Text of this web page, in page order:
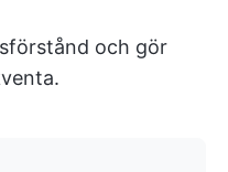
och gör